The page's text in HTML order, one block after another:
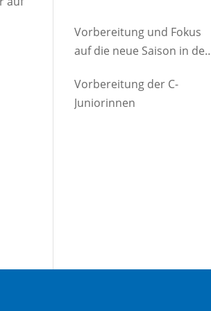
Vorbereitung und Fokus
auf die neue Saison in der
Vorbereitung der C-
Juniorinnen